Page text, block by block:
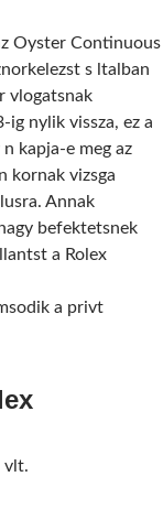
Oyster Continuous
s ltalban
vlogatsnak
ig nylik vissza, ez a
kapja-e meg az
kornak vizsga
Annak
befektetsnek
a Rolex
a privt
vlt.